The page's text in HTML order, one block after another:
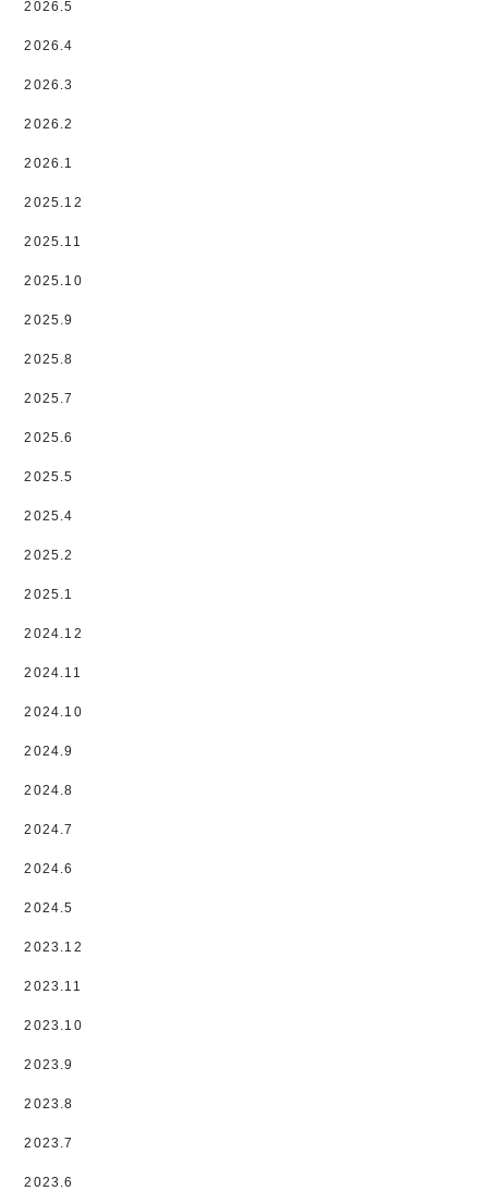
2026.5
2026.4
2026.3
2026.2
2026.1
2025.12
2025.11
2025.10
2025.9
2025.8
2025.7
2025.6
2025.5
2025.4
2025.2
2025.1
2024.12
2024.11
2024.10
2024.9
2024.8
2024.7
2024.6
2024.5
2023.12
2023.11
2023.10
2023.9
2023.8
2023.7
2023.6